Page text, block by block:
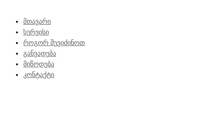
მთავარი
სერვისი
როგორ შევიძინოთ
განვადება
მიწოდება
კონტაქტი